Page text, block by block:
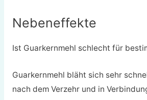
Nebeneffekte
Ist Guarkernmehl schlecht für
Guarkernmehl bläht sich sehr
nach dem Verzehr und in